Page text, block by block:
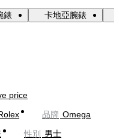
錶 卡地亞腕錶
price
品牌 Omega
性別
男士